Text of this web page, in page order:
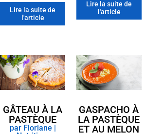
Lire la suite de
l'article
Lire la suite de
l'article
GÂTEAU À LA
PASTÈQUE
par Floriane |
GASPACHO À
LA PASTÈQUE
ET AU MELON